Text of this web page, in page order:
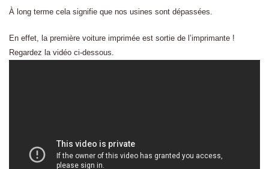
À long terme cela signifie que nos usines sont dépassées.
En effet, la première voiture imprimée est sortie de l’imprimante !
Regardez la vidéo ci-dessous.